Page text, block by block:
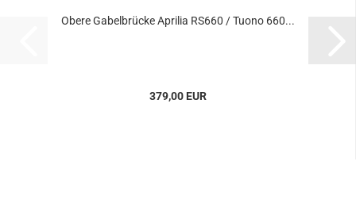
Obere Gabelbrücke Aprilia RS660 / Tuono 660...
379,00 EUR